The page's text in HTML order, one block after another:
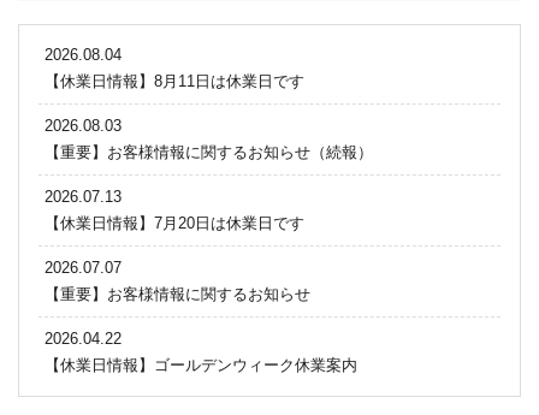
2026.08.04
【休業日情報】8月11日は休業日です
2026.08.03
【重要】お客様情報に関するお知らせ（続報）
2026.07.13
【休業日情報】7月20日は休業日です
2026.07.07
【重要】お客様情報に関するお知らせ
2026.04.22
【休業日情報】ゴールデンウィーク休業案内